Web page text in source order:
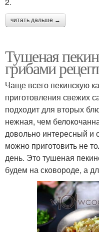
читать дальше →
Тушеная
грибами
Чаще всего пекинскую
приготовления свежих
подходит для вторых
нежная, чем
довольно интересный и
можно приготовить не
день. Это тушеная
будем на сковороде, а